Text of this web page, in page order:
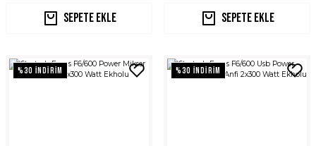
Sepete Ekle Sepete Ekle
%30 İNDİRİM %30 İNDİRİM